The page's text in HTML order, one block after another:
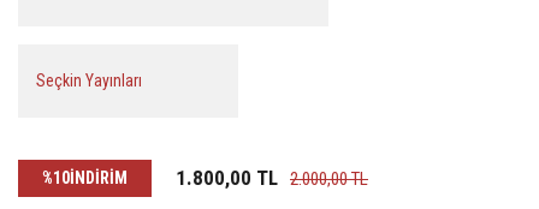
Seçkin Yayınları
%10İNDİRİM 1.800,00 TL 2.000,00 TL